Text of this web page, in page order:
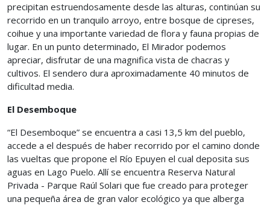
precipitan estruendosamente desde las alturas, continúan su
recorrido en un tranquilo arroyo, entre bosque de cipreses,
coihue y una importante variedad de flora y fauna propias de
lugar. En un punto determinado, El Mirador podemos
apreciar, disfrutar de una magnifica vista de chacras y
cultivos. El sendero dura aproximadamente 40 minutos de
dificultad media.
El Desemboque
“El Desemboque” se encuentra a casi 13,5 km del pueblo,
accede a el después de haber recorrido por el camino donde
las vueltas que propone el Río Epuyen el cual deposita sus
aguas en Lago Puelo. Allí se encuentra Reserva Natural
Privada - Parque Raúl Solari que fue creado para proteger
una pequeña área de gran valor ecológico ya que alberga